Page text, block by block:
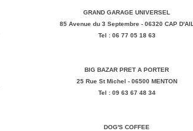
GRAND GARAGE UNIVERSEL
85 Avenue du 3 Septembre - 06320 CAP D'AIL
Tel : 06 77 05 18 63
BIG BAZAR PRET A PORTER
25 Rue St Michel - 06500 MENTON
Tel : 09 63 67 48 34
DOG'S COFFEE